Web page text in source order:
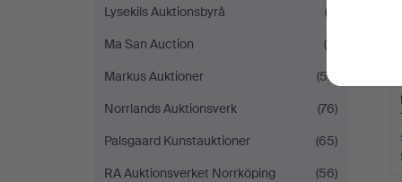
Lysekils Auktionsbyrå
(2)
Ma San Auction
(4)
Markus Auktioner
(52)
Norrlands Auktionsverk
(76)
Palsgaard Kunstauktioner
(65)
RA Auktionsverket Norrköping
(56)